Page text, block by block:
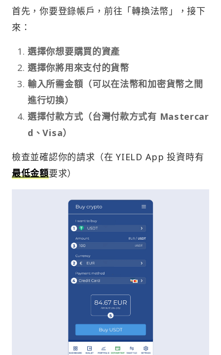
首先，你要登錄帳戶，前往「轉換法幣」，接下
來：
選擇你想要購買的資產
選擇你將用來支付的貨幣
輸入所需金額（可以在法幣和加密貨幣之間
進行切換）
選擇付款方式（台灣付款方式有 Mastercar
d、Visa）
檢查並確認你的請求（在 YIELD App 投資時有
最低金額要求）